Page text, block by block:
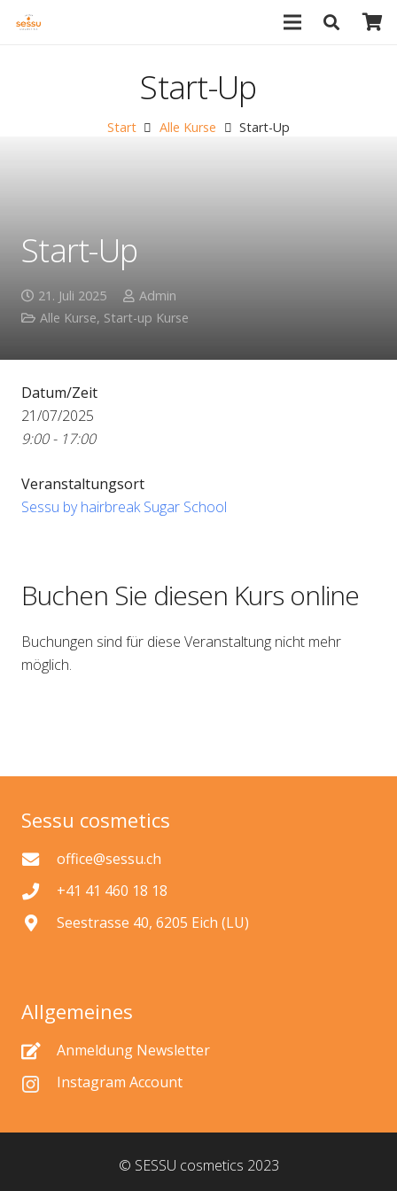
Start-Up
Start Alle Kurse Start-Up
Start-Up
21. Juli 2025
Admin
Alle Kurse, Start-up Kurse
Datum/Zeit
21/07/2025
9:00 - 17:00
Veranstaltungsort
Sessu by hairbreak Sugar School
Buchen Sie diesen Kurs online
Buchungen sind für diese Veranstaltung nicht mehr
möglich.
Sessu cosmetics
office@sessu.ch
+41 41 460 18 18
Seestrasse 40, 6205 Eich (LU)
Allgemeines
Anmeldung Newsletter
Instagram Account
© SESSU cosmetics 2023